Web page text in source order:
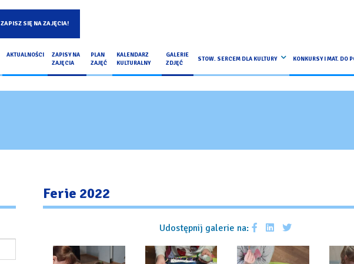
ZAPISZ SIĘ NA ZAJĘCIA!
AKTUALNOŚCI
ZAPISY NA
ZAJĘCIA
PLAN
ZAJĘĆ
KALENDARZ
KULTURALNY
GALERIE
ZDJĘĆ
STOW. SERCEM DLA KULTURY KONKURSY I MAT. DO
Ferie 2022
Udostępnij galerie na: